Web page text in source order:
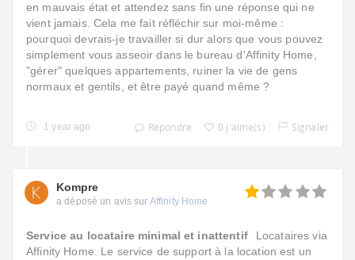
en mauvais état et attendez sans fin une réponse qui ne
vient jamais. Cela me fait réfléchir sur moi-même :
pourquoi devrais-je travailler si dur alors que vous pouvez
simplement vous asseoir dans le bureau d'Affinity Home,
"gérer" quelques appartements, ruiner la vie de gens
normaux et gentils, et être payé quand même ?
1 year ago Répondre 0 j'aime(s) Signaler
Kompre
a déposé un avis sur Affinity Home
Service au locataire minimal et inattentif
Locataires via
Affinity Home. Le service de support à la location est un